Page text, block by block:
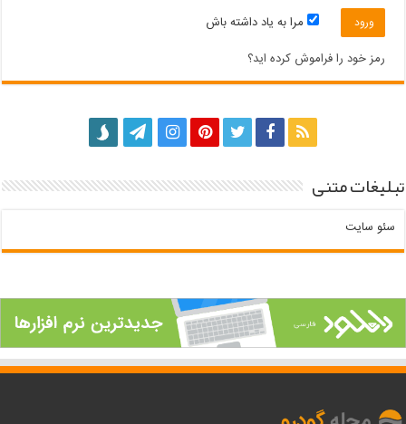
مرا به یاد داشته باش
رمز خود را فراموش کرده اید؟
تبلیغات متنی
سئو سایت